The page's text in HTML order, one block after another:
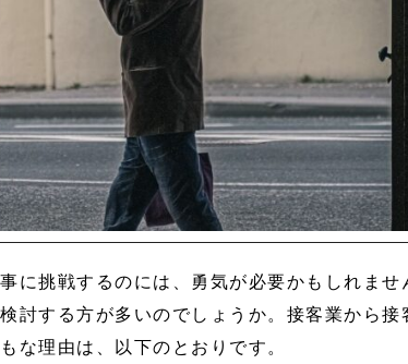
に挑戦するのには、勇気が必要かもしれませ
討する方が多いのでしょうか。接客業から接
な理由は、以下のとおりです。